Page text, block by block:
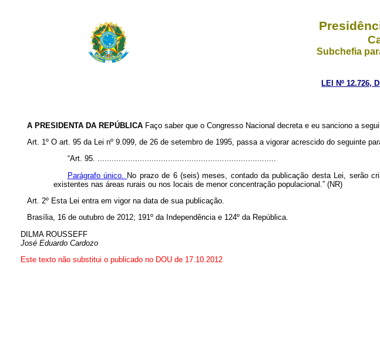
Subchefia
LEI Nº 12.726,
A PRESIDENTA DA REPÚBLICA Faço saber que o Congresso Nacional decreta e eu sanciono a
Art. 1º O art. 95 da Lei nº 9.099, de 26 de setembro de 1995, passa a vigorar acrescido do seguinte
“Art. 95. ............................................................................
Parágrafo único. No prazo de 6 (seis) meses, contado da publicação desta Lei, serão
existentes nas áreas rurais ou nos locais de menor concentração populacional.” (NR)
Art. 2º Esta Lei entra em vigor na data de sua publicação.
Brasília, 16 de outubro de 2012; 191º da Independência e 124º da República.
DILMA ROUSSEFF
José Eduardo Cardozo
Este texto não substitui o publicado no DOU de 17.10.2012